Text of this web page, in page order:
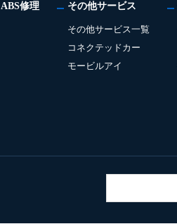
ABS修理 その他サービス
その他サービス一覧
コネクテッドカー
モービルアイ